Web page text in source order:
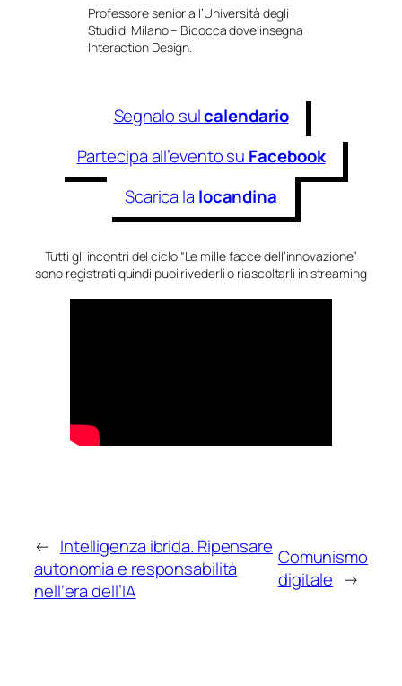
Professore senior all’Università degli
Studi di Milano – Bicocca dove insegna
Interaction Design.
Segnalo sulcalendario
Partecipa all’evento su Facebook
Scarica la locandina
Tutti gli incontri del ciclo “Le mille facce dell’innovazione”
sono registrati quindi puoi rivederli o riascoltarli in streaming
← Intelligenza ibrida. Ripensare
autonomia e responsabilità
nell‘era dell’IA
Comunismo
digitale →